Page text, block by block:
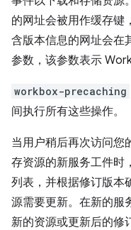
的网址会被用作缓存键
含版本信息的网址会在
参数，该参数表示
workbox-precaching
间执行所有这些操作。
当用户稍后再次访问您
存资源的新服务工件时，
列表，并根据修订版本
源需要更新。在新的服
新的资源或更新后的修